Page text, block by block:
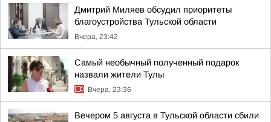
Дмитрий Миляев обсудил приоритеты
благоустройства Тульской области
Вчера, 23:42
Самый необычный полученный подарок
назвали жители Тулы
Вчера, 23:36
Вечером 5 августа в Тульской области сбили